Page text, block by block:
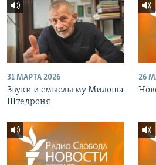
31 МАРТА 2026
Звуки и смыслы му Милоша
Штедроня
26